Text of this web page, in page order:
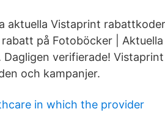
aktuella Vistaprint
på Fotoböcker |
Dagligen verifierade!
och kampanjer.
in which the provider